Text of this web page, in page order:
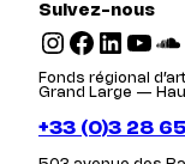
Suivez-nous
Instagram Facebook LinkedIn YouTube SoundCloud
Fonds régional
Grand Large —
+33 (0)3 28